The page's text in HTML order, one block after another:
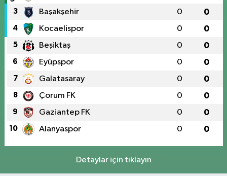
3 Başakşehir 0 0
4 Kocaelispor 0 0
5 Beşiktaş 0 0
6 Eyüpspor 0 0
7 Galatasaray 0 0
8 Çorum FK 0 0
9 Gaziantep FK 0 0
10 Alanyaspor 0 0
Detaylar için tıklayın